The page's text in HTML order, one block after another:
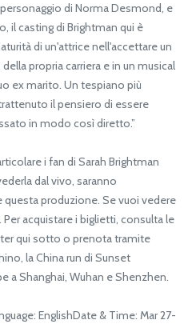
di Norma Desmond, e
il casting di Brightman qui è
di un'attrice nell'accettare un
propria carriera e in un musical
ex marito. Un tespiano più
il pensiero di essere
in modo così diretto.”
i fan di Sarah Brightman
dal vivo, saranno
produzione. Se vuoi vedere
acquistare i biglietti, consulta le
qui sotto o prenota tramite
la China run di Sunset
a Shanghai, Wuhan e Shenzhen.
EnglishDate & Time: Mar 27-